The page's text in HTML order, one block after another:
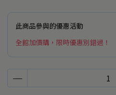
此商品參與的優惠活動
全館加價購，限時優惠別錯過！